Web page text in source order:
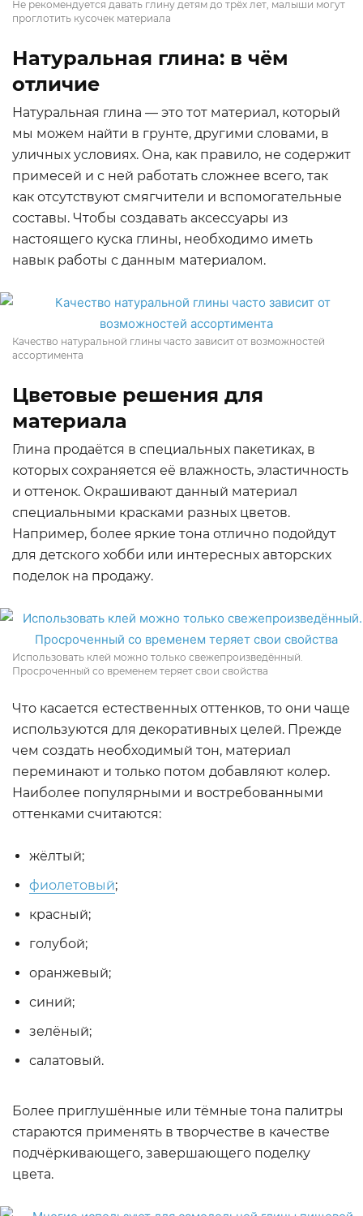
Не рекомендуется давать глину детям до трёх лет, малыши могут
проглотить кусочек материала
Натуральная глина: в чём
отличие
Натуральная глина — это тот материал, который
мы можем найти в грунте, другими словами, в
уличных условиях. Она, как правило, не содержит
примесей и с ней работать сложнее всего, так
как отсутствуют смягчители и вспомогательные
составы. Чтобы создавать аксессуары из
настоящего куска глины, необходимо иметь
навык работы с данным материалом.
Качество натуральной глины часто зависит от возможностей
ассортимента
Цветовые решения для
материала
Глина продаётся в специальных пакетиках, в
которых сохраняется её влажность, эластичность
и оттенок. Окрашивают данный материал
специальными красками разных цветов.
Например, более яркие тона отлично подойдут
для детского хобби или интересных авторских
поделок на продажу.
Использовать клей можно только свежепроизведённый.
Просроченный со временем теряет свои свойства
Что касается естественных оттенков, то они чаще
используются для декоративных целей. Прежде
чем создать необходимый тон, материал
переминают и только потом добавляют колер.
Наиболее популярными и востребованными
оттенками считаются:
жёлтый;
фиолетовый;
красный;
голубой;
оранжевый;
синий;
зелёный;
салатовый.
Более приглушённые или тёмные тона палитры
стараются применять в творчестве в качестве
подчёркивающего, завершающего поделку
цвета.